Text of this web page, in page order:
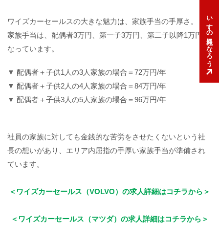
いすゞの社員になろう
ワイズカーセールスの大きな魅力は、家族手当の手厚さ。
家族手当は、配偶者3万円、第一子3万円、第二子以降1万円と
なっています。
配偶者＋子供1人の3人家族の場合＝72万円/年
配偶者＋子供2人の4人家族の場合＝84万円/年
配偶者＋子供3人の5人家族の場合＝96万円/年
社員の家族に対しても金銭的な苦労をさせたくないという社
長の想いがあり、エリア内屈指の手厚い家族手当が準備され
ています。
＜ワイズカーセールス（VOLVO）の求人詳細はコチラから＞
＜ワイズカーセールス（マツダ）の求人詳細はコチラから＞